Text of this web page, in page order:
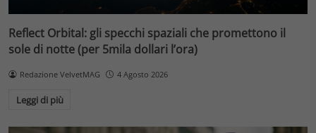
Reflect Orbital: gli specchi spaziali che promettono il
sole di notte (per 5mila dollari l’ora)
Redazione VelvetMAG 4 Agosto 2026
Leggi di più